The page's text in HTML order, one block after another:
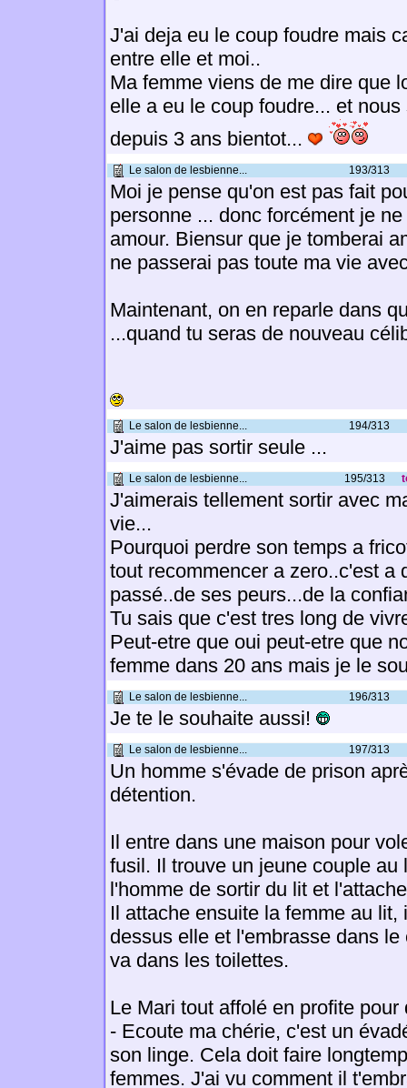
J'ai deja eu le coup foudre mais
entre elle et moi..
Ma femme viens de me dire que
elle a eu le coup foudre... et
depuis 3 ans bientot...
Le salon de lesbienne... 193/313
Moi je pense qu'on est pas fait
personne ... donc forcément je
amour. Biensur que je tomberai
ne passerai pas toute ma vie
Maintenant, on en reparle dans
...quand tu seras de nouveau
Le salon de lesbienne... 194/313
J'aime pas sortir seule ...
Le salon de lesbienne... 195/313
J'aimerais tellement sortir avec
vie...
Pourquoi perdre son temps a
tout recommencer a zero..c'est a
passé..de ses peurs...de la
Tu sais que c'est tres long de
Peut-etre que oui peut-etre que
femme dans 20 ans mais je le
Le salon de lesbienne... 196/313
Je te le souhaite aussi!
Le salon de lesbienne... 197/313
Un homme s'évade de prison
détention.
Il entre dans une maison pour
fusil. Il trouve un jeune couple au
l'homme de sortir du lit et
Il attache ensuite la femme au lit,
dessus elle et l'embrasse dans
va dans les toilettes.
Le Mari tout affolé en profite pour
- Ecoute ma chérie, c'est un
son linge. Cela doit faire
femmes. J'ai vu comment il